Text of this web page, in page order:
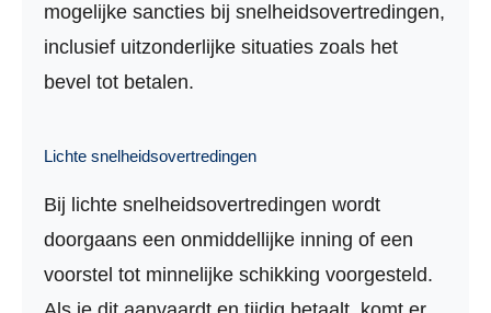
mogelijke sancties bij snelheidsovertredingen,
inclusief uitzonderlijke situaties zoals het
bevel tot betalen.
Lichte snelheidsovertredingen
Bij lichte snelheidsovertredingen wordt
doorgaans een onmiddellijke inning of een
voorstel tot minnelijke schikking voorgesteld.